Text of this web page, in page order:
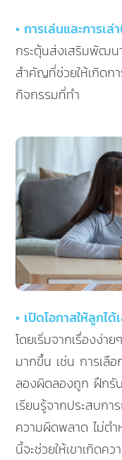
• การเล่นและการเล่
กระตุ้นส่งเสริมพัฒน
สำคัญที่ช่วยให้เกิดก
กิจกรรมที่ทำ
• เปิดโอกาสให้ลูกได้
โดยเริ่มจากเรื่องง่า
มากขึ้น เช่น การเลื
ลองผิดลองถูก ฝึกรั
เรียนรู้จากประสบก
ความผิดพลาด ไม่ตำ
นี้จะช่วยให้เขาเกิดค